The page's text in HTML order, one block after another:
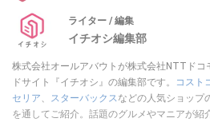
ライター / 編集
イチオシ編集部
株式会社オールアバウトが株式会社NTTドコ
ドサイト『イチオシ』の編集部です。
コスト
セリア、 スターバックスなどの人気ショップ
を通してご紹介。話題のグルメやマニアが紹